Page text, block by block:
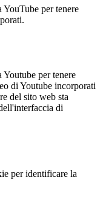
YouTube per tenere
Youtube per tenere
di Youtube incorporati
del sito web sta
di
per identificare la